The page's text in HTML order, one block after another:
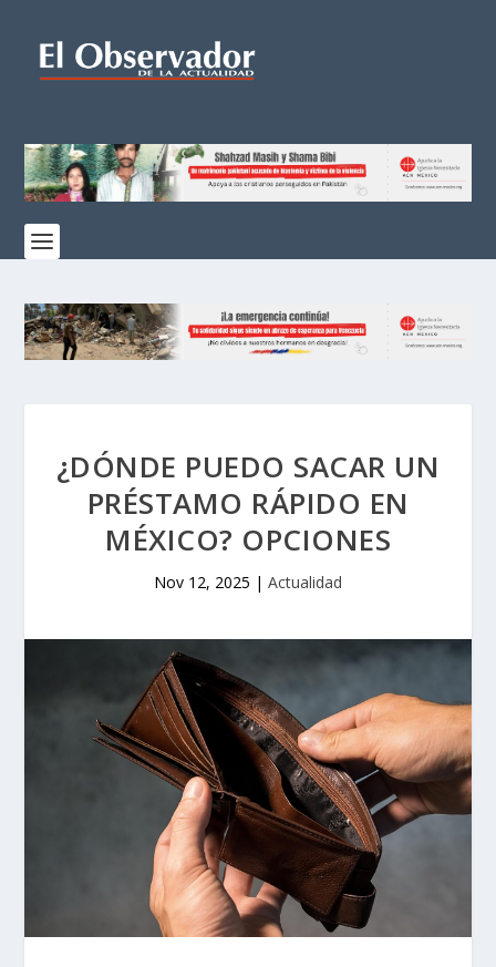
¿DÓNDE PUEDO SACAR UN
PRÉSTAMO RÁPIDO EN
MÉXICO? OPCIONES
Nov 12, 2025 | Actualidad